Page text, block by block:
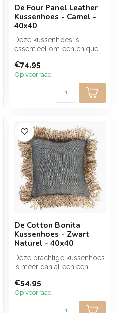
De Four Panel Leather
Kussenhoes - Camel -
40x40
Deze kussenhoes is
essentieel om een chique
woonkame...
€74,95
Op voorraad
De Cotton Bonita
Kussenhoes - Zwart
Naturel - 40x40
Deze prachtige kussenhoes
is meer dan alleen een
statemen...
€54,95
Op voorraad